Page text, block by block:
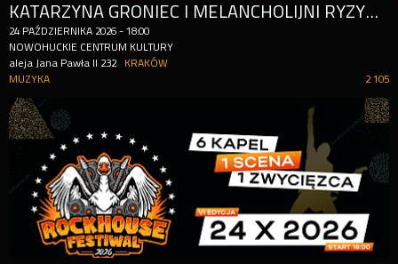
KATARZYNA GRONIEC I MELANCHOLIJNI RYZYKANCI
24 PAŹDZIERNIKA 2026 -18:00
NOWOHUCKIE CENTRUM KULTURY
aleja Jana Pawła II 232
KRAKÓW
2 105
MUZYKA